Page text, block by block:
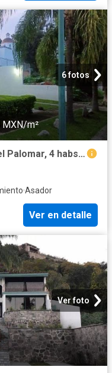
6 fotos
m²
Bonita residencia en venta en el Palomar, 4 habs + cuarto de servicio, estudio
·Asador
Ver en detalle
Ver foto